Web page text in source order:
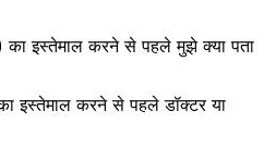
इस्तेमाल करने से पहले मुझे क्या पता
इस्तेमाल करने से पहले डॉक्टर या